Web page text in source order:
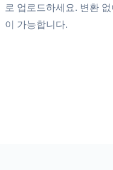
로 업로드하세요. 변환
이 가능합니다.